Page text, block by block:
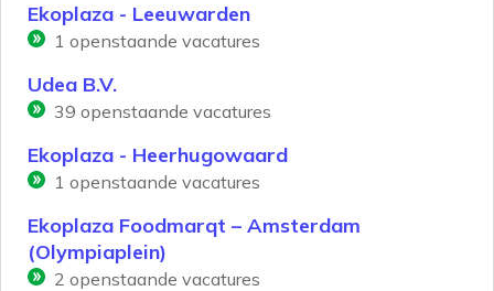
Ekoplaza - Leeuwarden
1 openstaande vacatures
Udea B.V.
39 openstaande vacatures
Ekoplaza - Heerhugowaard
1 openstaande vacatures
Ekoplaza Foodmarqt – Amsterdam
(Olympiaplein)
2 openstaande vacatures